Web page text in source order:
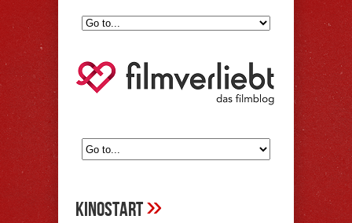
kinostart»